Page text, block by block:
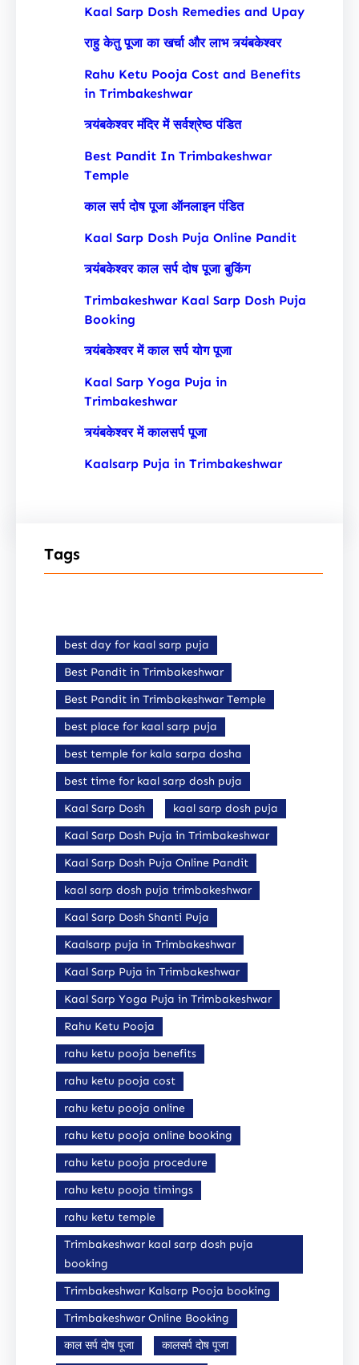
Kaal Sarp Dosh Remedies and Upay
राहु केतु पूजा का खर्चा और लाभ त्र्यंबकेश्वर
Rahu Ketu Pooja Cost and Benefits
in Trimbakeshwar
त्र्यंबकेश्वर मंदिर में सर्वश्रेष्ठ पंडित
Best Pandit In Trimbakeshwar
Temple
काल सर्प दोष पूजा ऑनलाइन पंडित
Kaal Sarp Dosh Puja Online Pandit
त्र्यंबकेश्वर काल सर्प दोष पूजा बुकिंग
Trimbakeshwar Kaal Sarp Dosh Puja
Booking
त्र्यंबकेश्वर में काल सर्प योग पूजा
Kaal Sarp Yoga Puja in
Trimbakeshwar
त्र्यंबकेश्वर में कालसर्प पूजा
Kaalsarp Puja in Trimbakeshwar
Tags
best day for kaal sarp puja
Best Pandit in Trimbakeshwar
Best Pandit in Trimbakeshwar Temple
best place for kaal sarp puja
best temple for kala sarpa dosha
best time for kaal sarp dosh puja
Kaal Sarp Dosh
kaal sarp dosh puja
Kaal Sarp Dosh Puja in Trimbakeshwar
Kaal Sarp Dosh Puja Online Pandit
kaal sarp dosh puja trimbakeshwar
Kaal Sarp Dosh Shanti Puja
Kaalsarp puja in Trimbakeshwar
Kaal Sarp Puja in Trimbakeshwar
Kaal Sarp Yoga Puja in Trimbakeshwar
Rahu Ketu Pooja
rahu ketu pooja benefits
rahu ketu pooja cost
rahu ketu pooja online
rahu ketu pooja online booking
rahu ketu pooja procedure
rahu ketu pooja timings
rahu ketu temple
Trimbakeshwar kaal sarp dosh puja
booking
Trimbakeshwar Kalsarp Pooja booking
Trimbakeshwar Online Booking
काल सर्प दोष पूजा
कालसर्प दोष पूजा